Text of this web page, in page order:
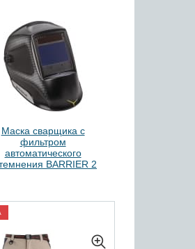
Маска сварщика с
фильтром
автоматического
BARRIER 2